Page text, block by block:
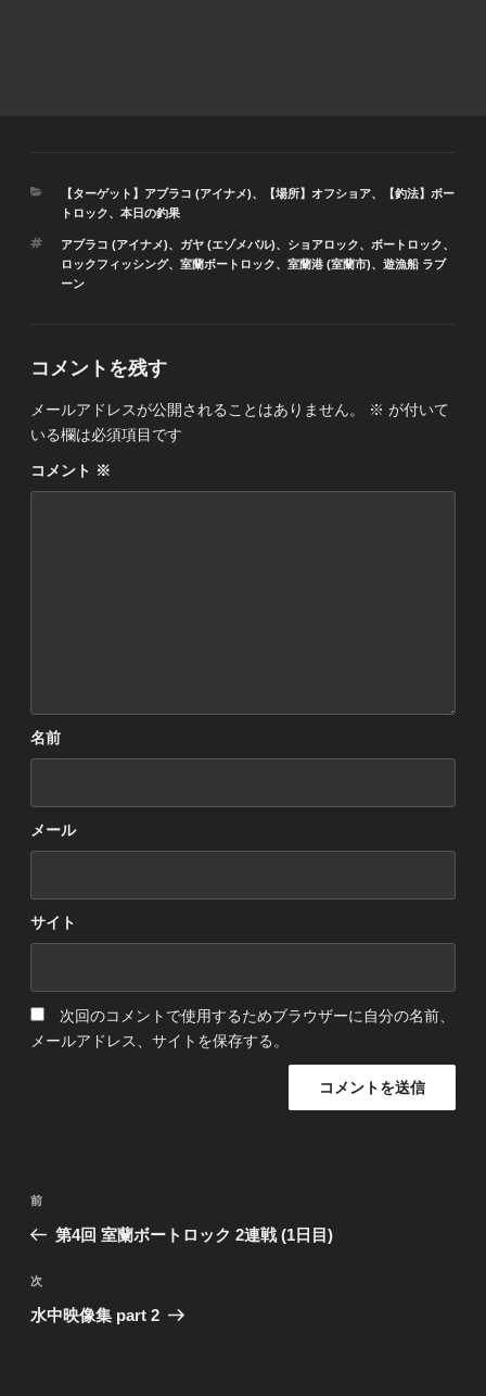
カ
テ
リ
ー
【ターゲット】アブラコ (アイナメ)、 【場所】オフショア、
【釣法】ボー
トロック、 本日の釣果
タ
グ
アブラコ (アイナメ)、 ガヤ (エゾメバル)、 ショアロック、 ボートロック、
ロックフィッシング、 室蘭ボートロック、 室蘭港 (室蘭市)、 遊漁船 ラブ
ーン
コメントを残す
メールアドレスが公開されることはありません。 ※ が付いて
いる欄は必須項目です
コメント ※
名前
メール
サイト
次回のコメントで使用するためブラウザーに自分の名前、
メールアドレス、サイトを保存する。
投
ビ
ゲ
前
の
稿
前
第4回 室蘭ボートロック 2連戦 (1日目)
次
の
次
水中映像集 part 2